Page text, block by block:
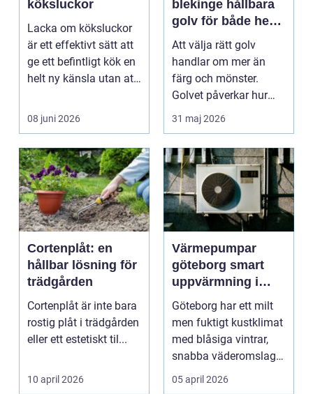
köksluckor
Lacka om köksluckor
är ett effektivt sätt att
ge ett befintligt kök en
helt ny känsla utan att
08 juni 2026
blekinge hållbara
golv för både hem
och företag
Att välja rätt golv
handlar om mer än
färg och mönster.
Golvet påverkar hur
rummet upplevs, hur
31 maj 2026
Cortenplåt: en
hållbar lösning för
trädgården
Cortenplåt är inte bara
rostig plåt i trädgården
eller ett estetiskt til...
10 april 2026
Värmepumpar
göteborg smart
uppvärmning i
kustklimat
Göteborg har ett milt
men fuktigt kustklimat
med blåsiga vintrar,
snabba väderomslag
och ofta hög lu...
05 april 2026